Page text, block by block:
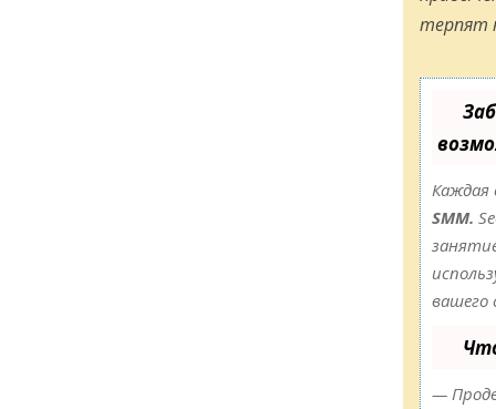
терпят
Каждая
SMM.
вашего
—